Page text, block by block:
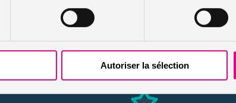
Autoriser la sélection